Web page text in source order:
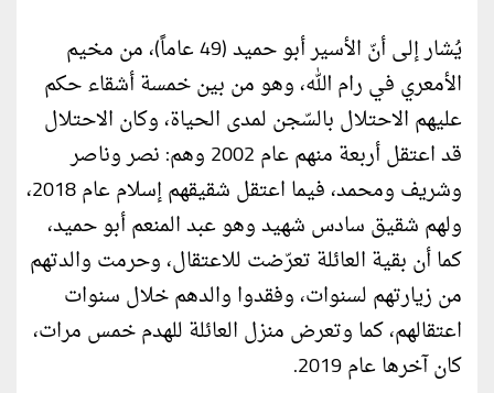
يُشار إلى أنّ الأسير أبو حميد (49 عاماً)، من مخيم
الأمعري في رام الله، وهو من بين خمسة أشقاء حكم
عليهم الاحتلال بالسّجن لمدى الحياة، وكان الاحتلال
قد اعتقل أربعة منهم عام 2002 وهم: نصر وناصر
وشريف ومحمد، فيما اعتقل شقيقهم إسلام عام 2018،
ولهم شقيق سادس شهيد وهو عبد المنعم أبو حميد،
كما أن بقية العائلة تعرّضت للاعتقال، وحرمت والدتهم
من زيارتهم لسنوات، وفقدوا والدهم خلال سنوات
اعتقالهم، كما وتعرض منزل العائلة للهدم خمس مرات،
كان آخرها عام 2019.